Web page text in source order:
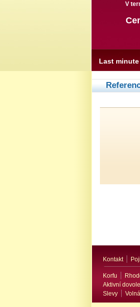
Kontakt
Korfu
Aktivní
Slevy
V
Last minute